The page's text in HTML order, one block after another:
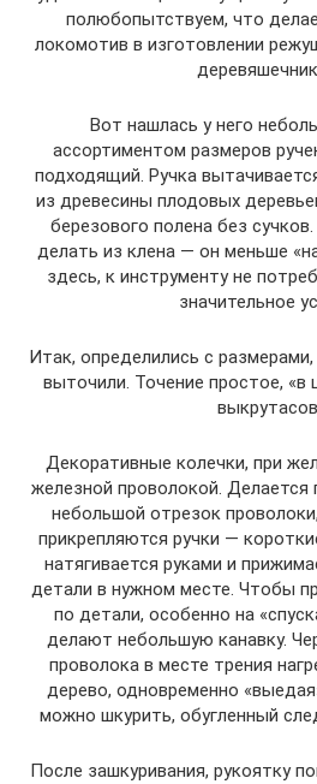
полюбопытствуем, что
локомотив в изготовлении
Вот нашлась у него
ассортиментом размеров
подходящий. Ручка
из древесины плодовых
березового полена без
делать из клена — он меньше
здесь, к инструменту не
значительное
Итак, определились с
выточили. Точение простое, «в
Декоративные колечки, при
железной проволокой.
небольшой отрезок
прикрепляются ручки —
натягивается руками и
детали в нужном месте. Чтобы
по детали, особенно на
делают небольшую канавку.
проволока в месте трения
дерево, одновременно
можно шкурить, обугленный
После зашкуривания, рукоятку